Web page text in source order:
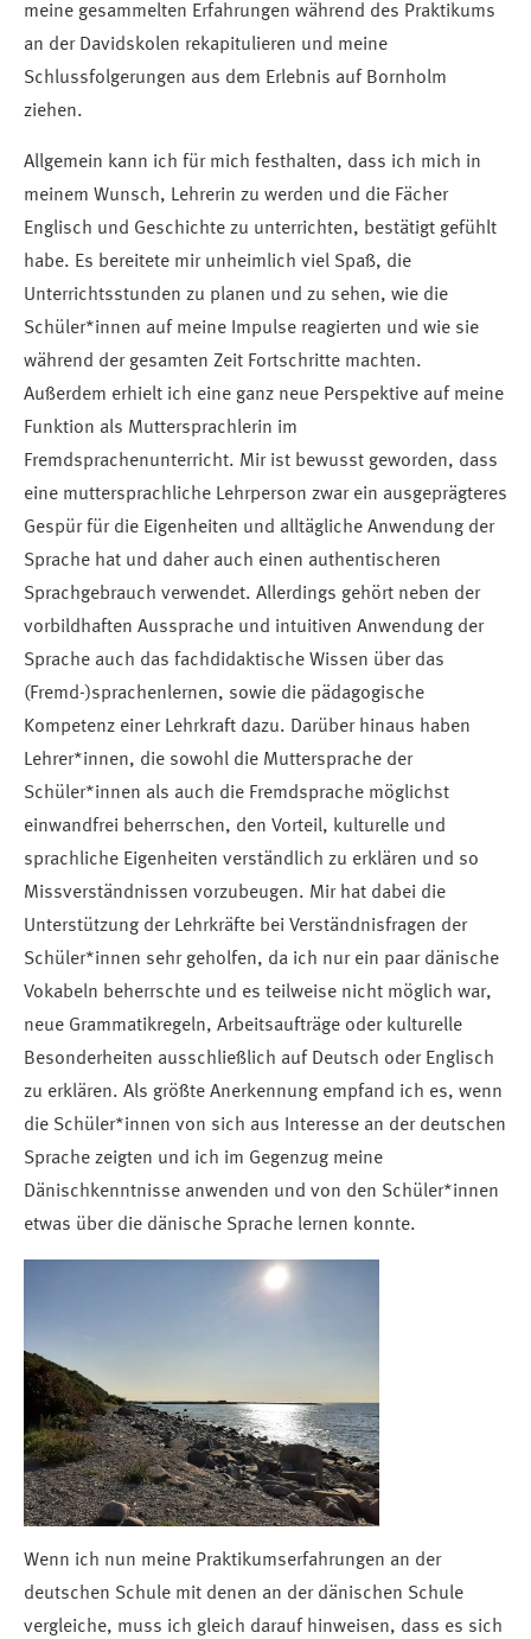
meine gesammelten Erfahrungen während des Praktikums
an der Davidskolen rekapitulieren und meine
Schlussfolgerungen aus dem Erlebnis auf Bornholm
ziehen.
Allgemein kann ich für mich festhalten, dass ich mich in
meinem Wunsch, Lehrerin zu werden und die Fächer
Englisch und Geschichte zu unterrichten, bestätigt gefühlt
habe. Es bereitete mir unheimlich viel Spaß, die
Unterrichtsstunden zu planen und zu sehen, wie die
Schüler*innen auf meine Impulse reagierten und wie sie
während der gesamten Zeit Fortschritte machten.
Außerdem erhielt ich eine ganz neue Perspektive auf meine
Funktion als Muttersprachlerin im
Fremdsprachenunterricht. Mir ist bewusst geworden, dass
eine muttersprachliche Lehrperson zwar ein ausgeprägteres
Gespür für die Eigenheiten und alltägliche Anwendung der
Sprache hat und daher auch einen authentischeren
Sprachgebrauch verwendet. Allerdings gehört neben der
vorbildhaften Aussprache und intuitiven Anwendung der
Sprache auch das fachdidaktische Wissen über das
(Fremd-)sprachenlernen, sowie die pädagogische
Kompetenz einer Lehrkraft dazu. Darüber hinaus haben
Lehrer*innen, die sowohl die Muttersprache der
Schüler*innen als auch die Fremdsprache möglichst
einwandfrei beherrschen, den Vorteil, kulturelle und
sprachliche Eigenheiten verständlich zu erklären und so
Missverständnissen vorzubeugen. Mir hat dabei die
Unterstützung der Lehrkräfte bei Verständnisfragen der
Schüler*innen sehr geholfen, da ich nur ein paar dänische
Vokabeln beherrschte und es teilweise nicht möglich war,
neue Grammatikregeln, Arbeitsaufträge oder kulturelle
Besonderheiten ausschließlich auf Deutsch oder Englisch
zu erklären. Als größte Anerkennung empfand ich es, wenn
die Schüler*innen von sich aus Interesse an der deutschen
Sprache zeigten und ich im Gegenzug meine
Dänischkenntnisse anwenden und von den Schüler*innen
etwas über die dänische Sprache lernen konnte.
Wenn ich nun meine Praktikumserfahrungen an der
deutschen Schule mit denen an der dänischen Schule
vergleiche, muss ich gleich darauf hinweisen, dass es sich